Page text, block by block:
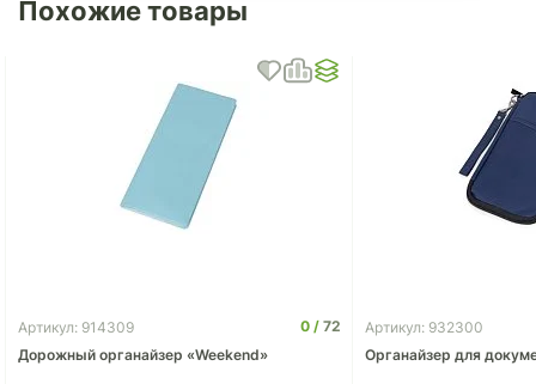
Похожие товары
Артикул: 914309 0
72
Дорожный органайзер «Weekend»
Артикул: 932300
Органайзер для